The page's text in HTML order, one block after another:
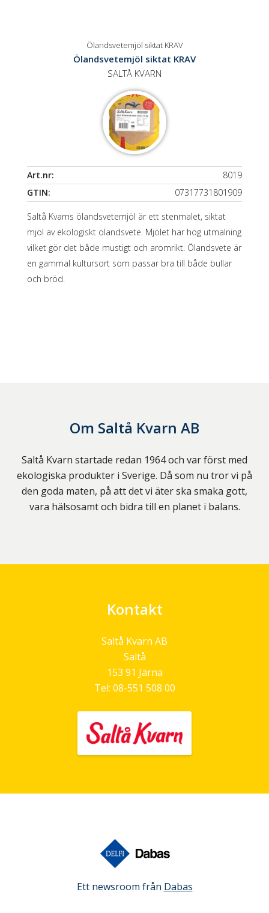
Ölandsvetemjöl siktat KRAV
Ölandsvetemjöl siktat KRAV
SALTÅ KVARN
Art.nr:
8019
GTIN:
07317731801909
Saltå Kvarns ölandsvetemjöl är ett stenmalet, siktat
mjöl av ekologiskt ölandsvete. Mjölet har hög utmalning
vilket gör det både mustigt och aromrikt. Ölandsvete är
en gammal kultursort som passar bra till både bullar
och bröd.
Om Saltå Kvarn AB
Saltå Kvarn startade redan 1964 och var först med
ekologiska produkter i Sverige. Då som nu tror vi på
den goda maten, på att det vi äter ska smaka gott,
vara hälsosamt och bidra till en planet i balans.
Kontakt
Saltå Kvarn AB
Saltå
153 91 Järna
Tel: 08-551 508 00
Ett newsroom från Dabas